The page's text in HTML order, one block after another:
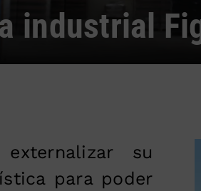
industrial
su
para poder